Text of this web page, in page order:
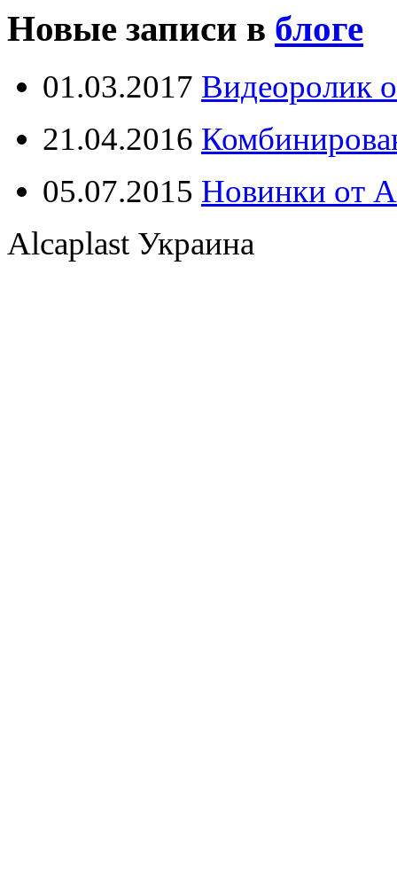
Новые записи в блоге
01.03.2017 Видеоролик
21.04.2016
05.07.2015 Новинки от
Alcaplast Украина